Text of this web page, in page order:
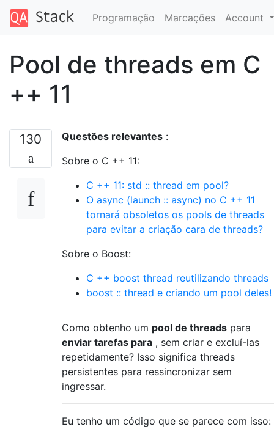
Programação Marcações Account
Pool de threads em C
++ 11
130 Questões relevantes :
Sobre o C ++ 11:
C ++ 11: std :: thread em pool?
O async (launch :: async) no C ++ 11
tornará obsoletos os pools de threads
para evitar a criação cara de threads?
Sobre o Boost:
C ++ boost thread reutilizando threads
boost :: thread e criando um pool deles!
Como obtenho um pool de threads para
enviar tarefas para , sem criar e excluí-las
repetidamente? Isso significa threads
persistentes para ressincronizar sem
ingressar.
Eu tenho um código que se parece com isso: